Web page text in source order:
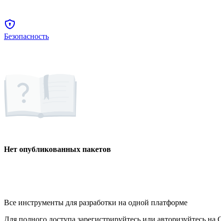
Безопасность
Нет опубликованных пакетов
Все инструменты для разработки на одной платформе
Для полного доступа зарегистрируйтесь или авторизуйтесь на